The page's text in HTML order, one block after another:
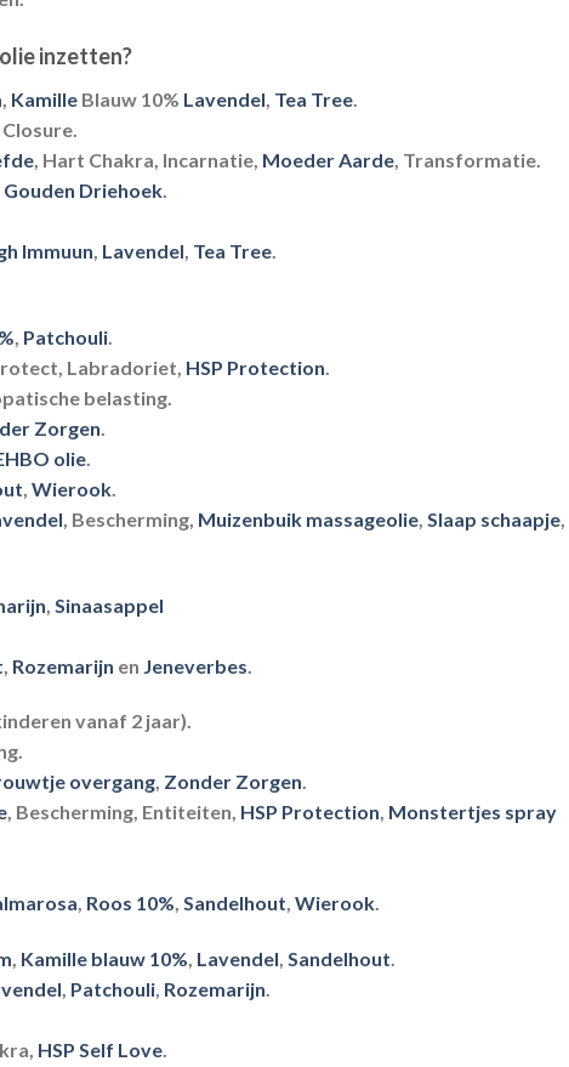
inzetten?
, Kamille Blauw 10% Lavendel, Tea Tree.
Closure.
, Hart Chakra, Incarnatie, Moeder Aarde, Transformatie.
Gouden Driehoek.
Immuun, Lavendel, Tea Tree.
Patchouli
Labradoriet, HSP Protection
belasting.
Zorgen
olie
Wierook
, Bescherming, Muizenbuik massageolie Slaap schaapje
Sinaasappel
Rozemarijn en Jeneverbes
vanaf 2 jaar).
overgang, Zonder Zorgen.
, Bescherming, Entiteiten, HSP Protection, Monstertjes spray
, Roos 10%, Sandelhout, Wierook.
, Kamille blauw 10%, Lavendel, Sandelhout.
, Patchouli, Rozemarijn.
HSP Self Love.